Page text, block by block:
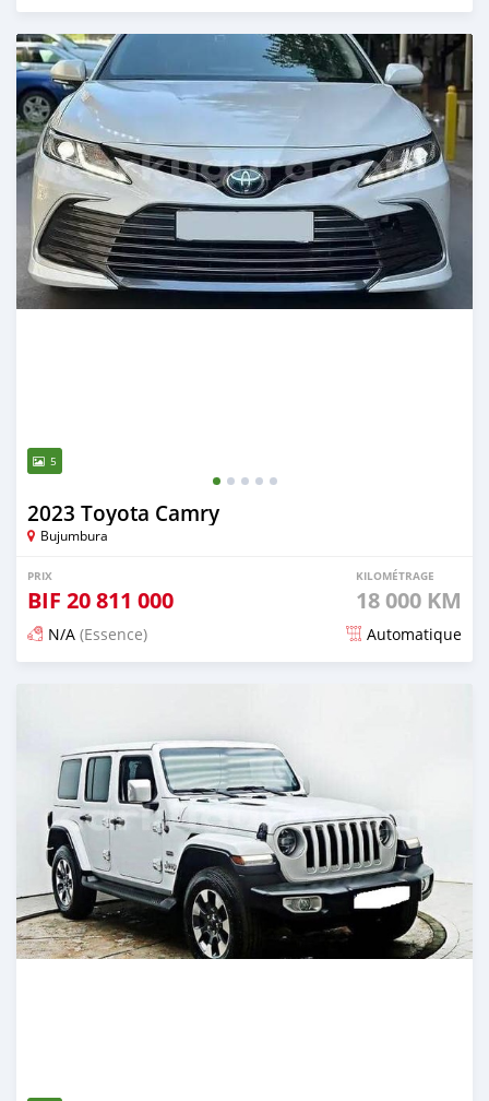
Publié il y a 22 jours
5
2023 Toyota Camry
Bujumbura
PRIX
BIF 20 811 000
KILOMÉTRAGE
18 000 KM
N/A (Essence) Automatique